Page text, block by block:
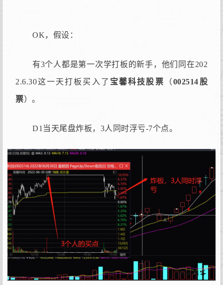
OK，假设：
有3个人都是第一次学打板的新手，他们同在202
2.6.30这一天打板买入了 宝馨科技股票 （002514股
票）。
D1当天尾盘炸板，3人同时浮亏-7个点。